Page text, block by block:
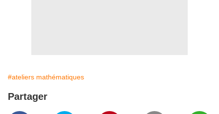
#ateliers mathématiques
Partager